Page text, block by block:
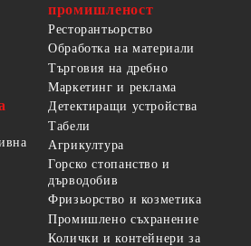
промишленост
Ресторантьорство
Обработка на материали
Търговия на дребно
Маркетинг и реклама
Детектиращи устройства
Табели
Агрикултура
Горско стопанство и
дърводобив
Фризьорство и козметика
Промишлено съхранение
Колички и контейнери за